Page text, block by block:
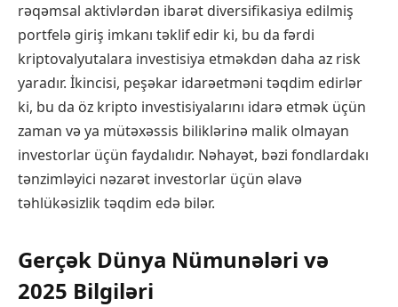
rəqəmsal aktivlərdən ibarət diversifikasiya edilmiş
portfelə giriş imkanı təklif edir ki, bu da fərdi
kriptovalyutalara investisiya etməkdən daha az risk
yaradır. İkincisi, peşəkar idarəetməni təqdim edirlər
ki, bu da öz kripto investisiyalarını idarə etmək üçün
zaman və ya mütəxəssis biliklərinə malik olmayan
investorlar üçün faydalıdır. Nəhayət, bəzi fondlardakı
tənzimləyici nəzarət investorlar üçün əlavə
təhlükəsizlik təqdim edə bilər.
Gerçək Dünya Nümunələri və
2025 Bilgiləri